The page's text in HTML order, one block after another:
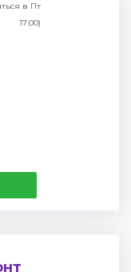
в Пт
17:00)